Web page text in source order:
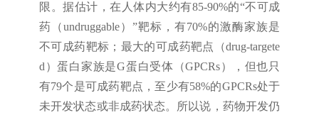
限。据估计，在人体内大约有85-90%的“不可成
药（undruggable）”靶标，有70%的激酶家族是
不可成药靶标；最大的可成药靶点（drug-targete
d）蛋白家族是G蛋白受体（GPCRs），但也只
有79个是可成药靶点，至少有58%的GPCRs处于
未开发状态或非成药状态。所以说，药物开发仍